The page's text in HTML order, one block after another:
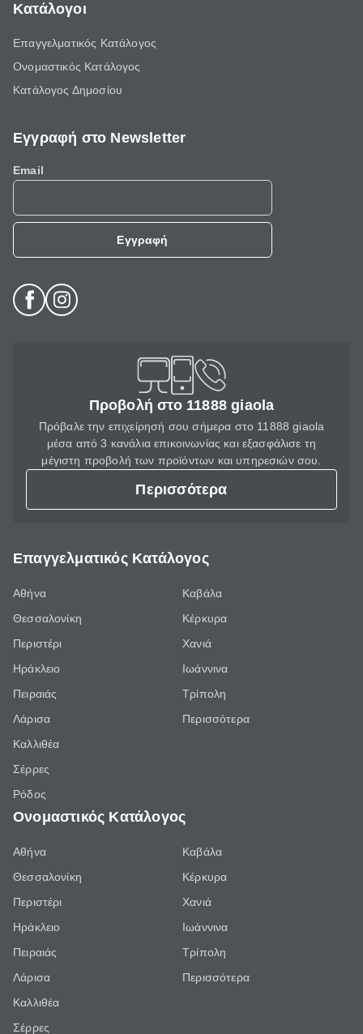
Κατάλογοι
Επαγγελματικός Κατάλογος
Ονομαστικός Κατάλογος
Κατάλογος Δημοσίου
Εγγραφή στο Newsletter
Email
Εγγραφή
Προβολή στο 11888 giaola
Πρόβαλε την επιχείρησή σου σήμερα στο 11888 giaola
μέσα από 3 κανάλια επικοινωνίας και εξασφάλισε τη
μέγιστη προβολή των προϊόντων και υπηρεσιών σου.
Περισσότερα
Επαγγελματικός Κατάλογος
Αθήνα
Θεσσαλονίκη
Περιστέρι
Ηράκλειο
Πειραιάς
Λάρισα
Καλλιθέα
Σέρρες
Ρόδος
Καβάλα
Κέρκυρα
Χανιά
Ιωάννινα
Τρίπολη
Περισσότερα
Ονομαστικός Κατάλογος
Αθήνα
Θεσσαλονίκη
Περιστέρι
Ηράκλειο
Πειραιάς
Λάρισα
Καλλιθέα
Σέρρες
Καβάλα
Κέρκυρα
Χανιά
Ιωάννινα
Τρίπολη
Περισσότερα